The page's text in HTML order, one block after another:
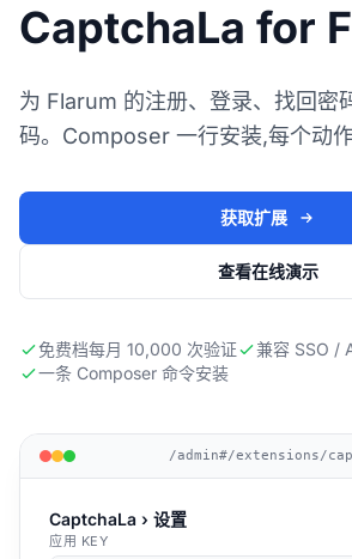
CaptchaLa for
为 Flarum 的注册、登录、找回密
码。Composer 一行安装,每个动作
获取扩展
查看在线演示
免费档每月 10,000 次验证
兼容 SSO /
一条 Composer 命令安装
/admin#/extensions/
CaptchaLa › 设置
应用 KEY